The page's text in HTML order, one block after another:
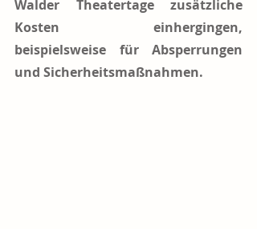
Walder Theatertage zusätzliche
Kosten einhergingen,
beispielsweise für Absperrungen
und Sicherheitsmaßnahmen.